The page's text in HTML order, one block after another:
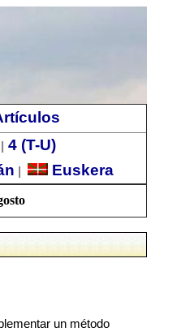
4 (T-U)
Euskera
un método